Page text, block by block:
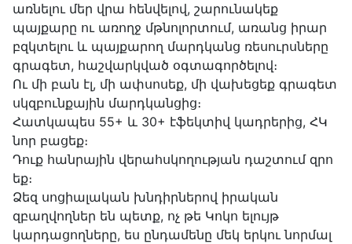
առնելու մեր վրա հենվելով, շարունակեք
պայքարը ու առողջ մթնոլորտում, առանց իրար
բզկտելու և պայքարող մարդկանց ռեսուրսները
գրագետ, հաշվարկված օգտագործելով։
Ու մի բան էլ, մի ափսոսեք, մի վախեցեք գրագետ
սկզբունքային մարդկանցից։
Հատկապես 55+ և 30+ էֆեկտիվ կադրերից, ՀԿ
նոր բացեք։
Դուք հանրային վերահսկողության դաշտում զրո
եք։
Ձեզ սոցիալական խնդիրներով իրական
զբաղվողներ են պետք, ոչ թե Կոկո ելույթ
կարդացողները, ես ընդամենը մեկ երկու նորմալ